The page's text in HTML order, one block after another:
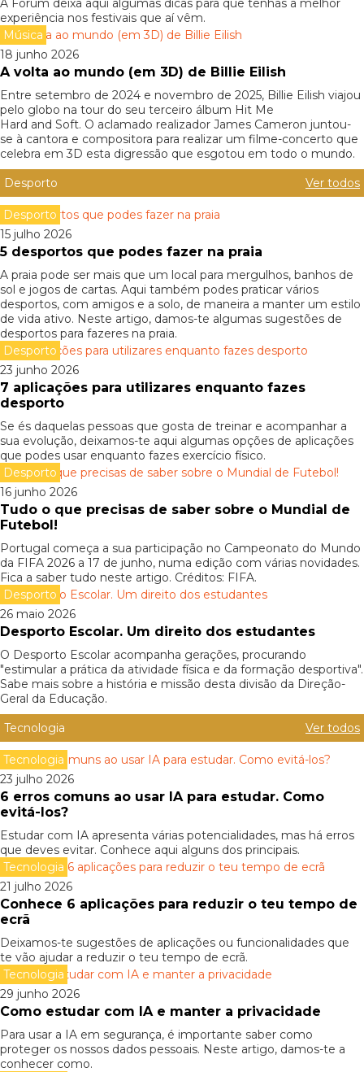
A Forum deixa aqui algumas dicas para que tenhas a melhor
experiência nos festivais que aí vêm.
Música
18 junho 2026
A volta ao mundo (em 3D) de Billie Eilish
Entre setembro de 2024 e novembro de 2025, Billie Eilish viajou
pelo globo na tour do seu terceiro álbum Hit Me
Hard and Soft. O aclamado realizador James Cameron juntou-
se à cantora e compositora para realizar um filme-concerto que
celebra em 3D esta digressão que esgotou em todo o mundo.
Desporto
Ver todos
Desporto
15 julho 2026
5 desportos que podes fazer na praia
A praia pode ser mais que um local para mergulhos, banhos de
sol e jogos de cartas. Aqui também podes praticar vários
desportos, com amigos e a solo, de maneira a manter um estilo
de vida ativo. Neste artigo, damos-te algumas sugestões de
desportos para fazeres na praia.
Desporto
23 junho 2026
7 aplicações para utilizares enquanto fazes
desporto
Se és daquelas pessoas que gosta de treinar e acompanhar a
sua evolução, deixamos-te aqui algumas opções de aplicações
que podes usar enquanto fazes exercício físico.
Desporto
16 junho 2026
Tudo o que precisas de saber sobre o Mundial de
Futebol!
Portugal começa a sua participação no Campeonato do Mundo
da FIFA 2026 a 17 de junho, numa edição com várias novidades.
Fica a saber tudo neste artigo. Créditos: FIFA.
Desporto
26 maio 2026
Desporto Escolar. Um direito dos estudantes
O Desporto Escolar acompanha gerações, procurando
"estimular a prática da atividade física e da formação desportiva".
Sabe mais sobre a história e missão desta divisão da Direção-
Geral da Educação.
Tecnologia
Ver todos
Tecnologia
23 julho 2026
6 erros comuns ao usar IA para estudar. Como
evitá-los?
Estudar com IA apresenta várias potencialidades, mas há erros
que deves evitar. Conhece aqui alguns dos principais.
Tecnologia
21 julho 2026
Conhece 6 aplicações para reduzir o teu tempo de
ecrã
Deixamos-te sugestões de aplicações ou funcionalidades que
te vão ajudar a reduzir o teu tempo de ecrã.
Tecnologia
29 junho 2026
Como estudar com IA e manter a privacidade
Para usar a IA em segurança, é importante saber como
proteger os nossos dados pessoais. Neste artigo, damos-te a
conhecer como.